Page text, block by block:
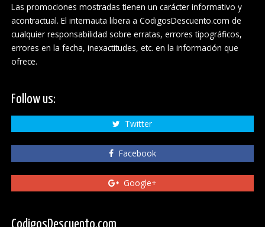
Las promociones mostradas tienen un carácter informativo y
acontractual. El internauta libera a CodigosDescuento.com de
cualquier responsabilidad sobre erratas, errores tipográficos,
errores en la fecha, inexactitudes, etc. en la información que
ofrece.
Follow us:
Twitter
Facebook
Google+